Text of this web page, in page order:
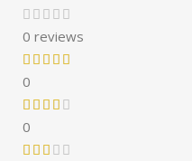
0 reviews
0
0